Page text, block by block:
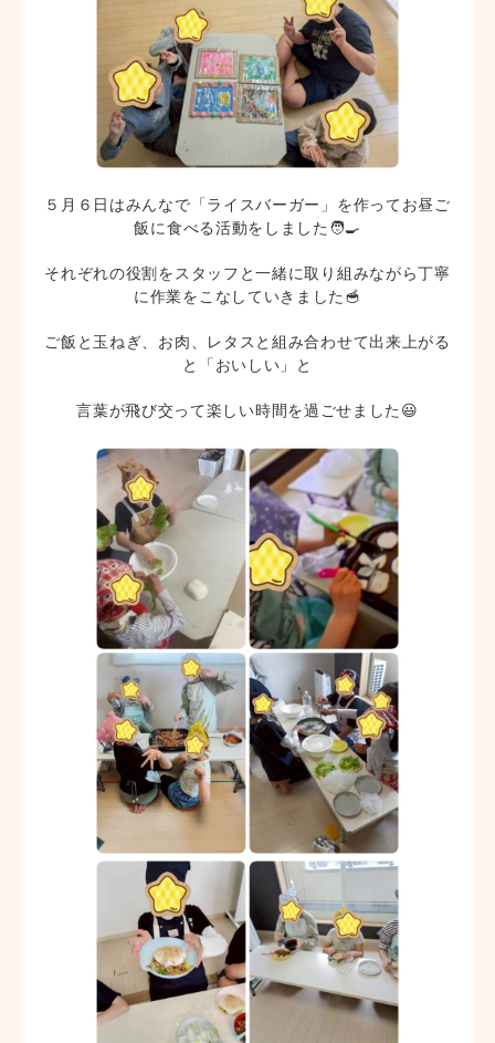
５月６日はみんなで「ライスバーガー」を作ってお昼ご
飯に食べる活動をしました🧑‍🍳
それぞれの役割をスタッフと一緒に取り組みながら丁寧
に作業をこなしていきました🥣
ご飯と玉ねぎ、お肉、レタスと組み合わせて出来上がる
と「おいしい」と
言葉が飛び交って楽しい時間を過ごせました😃